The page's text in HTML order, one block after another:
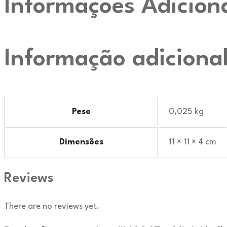
Informações
Informação adicional
Peso 0,025 kg
Dimensões 11 × 11 × 4 cm
Reviews
There are no reviews yet.